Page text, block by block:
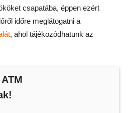
csapatába, éppen ezért
időre meglátogatni a
, ahol tájékozódhatunk az